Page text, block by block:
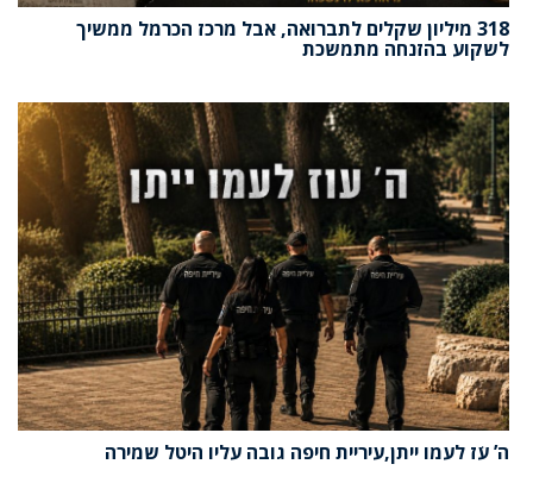
318 מיליון שקלים לתברואה, אבל מרכז הכרמל ממשיך
לשקוע בהזנחה מתמשכת
ה’ עֹז לעמו ייתן,עיריית חיפה גובה עליו היטל שמירה